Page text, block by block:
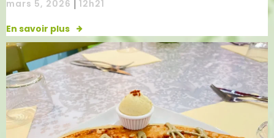
mars 5, 2026 12h21
En savoir plus